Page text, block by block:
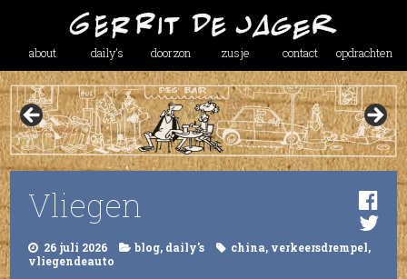
about daily’s doorzon zusje contact opdrachten
Vliegen
26 juli 2026 blog, daily's china, verkeersdrempel,
vliegendeauto